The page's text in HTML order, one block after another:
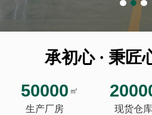
承初心 · 秉匠
50000 ㎡
生产厂房 现货仓库